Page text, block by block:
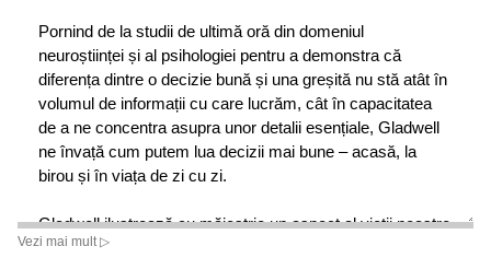
Pornind de la studii de ultimă oră din domeniul
neuroștiinței și al psihologiei pentru a demonstra că
diferența dintre o decizie bună și una greșită nu stă atât în
volumul de informații cu care lucrăm, cât în capacitatea
de a ne concentra asupra unor detalii esențiale, Gladwell
ne învață cum putem lua decizii mai bune – acasă, la
birou și în viața de zi cu zi.
Gladwell ilustrează cu măiestrie un aspect al vieții noastre
mentale pe care ne bazăm într-o măsură covârșitoare,
Vezi mai mult ▷